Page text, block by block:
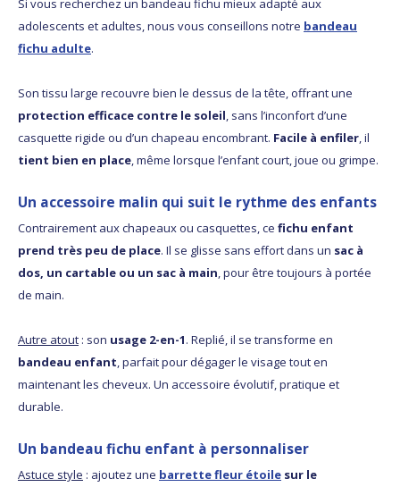
Si vous recherchez un bandeau fichu mieux adapté aux
adolescents et adultes, nous vous conseillons notre bandeau
fichu adulte.
Son tissu large recouvre bien le dessus de la tête, offrant une
protection efficace contre le soleil, sans l’inconfort d’une
casquette rigide ou d’un chapeau encombrant. Facile à enfiler, il
tient bien en place, même lorsque l’enfant court, joue ou grimpe.
Un accessoire malin qui suit le rythme des enfants
Contrairement aux chapeaux ou casquettes, ce fichu enfant
prend très peu de place. Il se glisse sans effort dans un sac à
dos, un cartable ou un sac à main, pour être toujours à portée
de main.
Autre atout : son usage 2-en-1. Replié, il se transforme en
bandeau enfant, parfait pour dégager le visage tout en
maintenant les cheveux. Un accessoire évolutif, pratique et
durable.
Un bandeau fichu enfant à personnaliser
Astuce style : ajoutez une barrette fleur étoile sur le